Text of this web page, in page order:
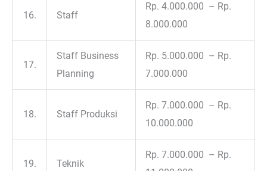
16. Staff
Rp. 4.000.000 – Rp.
8.000.000
17.
Staff Business
Planning
Rp. 5.000.000 – Rp.
7.000.000
18. Staff Produksi
Rp. 7.000.000 – Rp.
10.000.000
19. Teknik
Rp. 7.000.000 – Rp.